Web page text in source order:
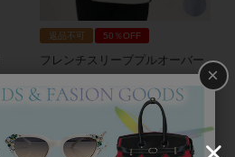
返品不可 50％OFF
フレンチスリーブプルオーバー
¥8,800 税込
×